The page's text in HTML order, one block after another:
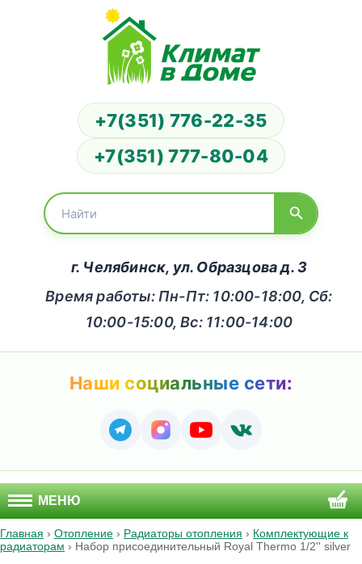
+7(351) 776-22-35
+7(351) 777-80-04
г. Челябинск, ул. Образцова д. 3
Время работы: Пн-Пт: 10:00-18:00, Сб:
10:00-15:00, Вс: 11:00-14:00
Наши социальные сети:
МЕНЮ
Главная › Отопление › Радиаторы отопления › Комплектующие к
радиаторам › Набор присоединительный Royal Thermo 1/2'' silver